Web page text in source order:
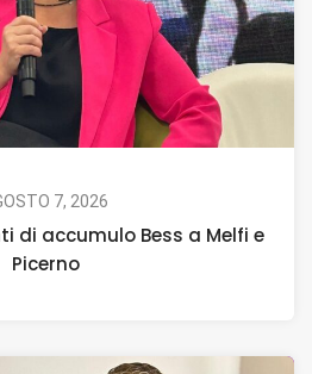
7, 2026
di accumulo Bess a Melfi e
Picerno